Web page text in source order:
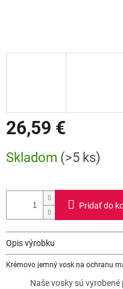
26,59 €
cena:
Skladom (>5 ks)
Pridať do
Opis výrobku
Krémovo jemný vosk na ochranu
Naše vosky sú